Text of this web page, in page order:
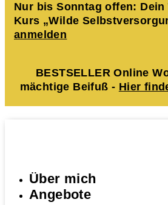
Nur bis Sonntag offen:
Kurs „Wilde
anmelden
BESTSELLER Online
mächtige Beifuß - Hier
Über mich
Angebote